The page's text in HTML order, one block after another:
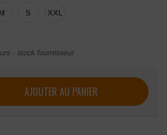
M S XXL
- stock fournisseur
Ripstop SINGER GASMA
AJOUTER AU PANIER